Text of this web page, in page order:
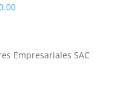
Empresariales SAC